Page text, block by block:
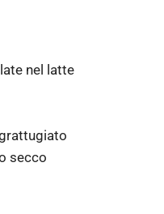
nel latte
secco